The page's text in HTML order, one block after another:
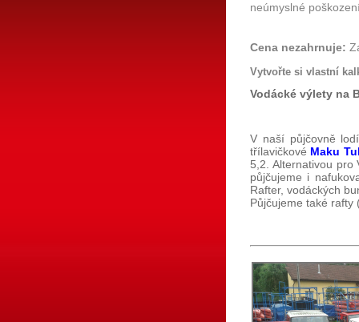
neúmyslné
Cena nezahrnuje:
Vytvořte si vlastní
Vodácké výlety na
V naší půjčovně
třílavičkové Maku
5,2. Alternativou
půjčujeme i
Rafter, vodáckých
Půjčujeme také